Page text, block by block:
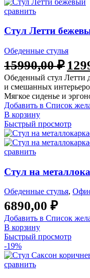
сравнить
Стул Летти
Обеденные стулья
15990,00₽ цена
Обеденный стул Летти
и смешанных
Мягкое сиденье и
Добавить в Список
В корзину
Быстрый просмотр
сравнить
Стул на
Обеденные стулья,
6890,00 ₽
Добавить в Список
В корзину
Быстрый просмотр
-19%
сравнить